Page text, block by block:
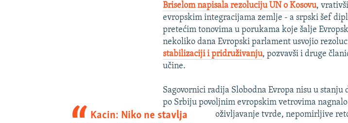
Briselom napisala rezoluciju UN o Kosovu,
evropskim integracijama zemlje - a srpski šef
pretećim tonovima u porukama koje šalje
nekoliko dana Evropski parlament usvojio
stabilizaciji i pridruživanju, pozvavši i druge
učine.
Sagovornici radija Slobodna Evropa nisu u
po Srbiju povoljnim evropskim vetrovima
Kacin: Niko ne stavlja
oživljavanje tvrde, nepomirljive